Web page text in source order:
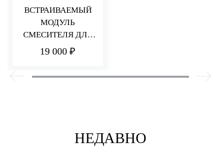
ВСТРАИВАЕМЫЙ
МОДУЛЬ
СМЕСИТЕЛЯ ДЛЯ
РАКОВИНЫ/ДУША
19 000 ₽
НЕДАВНО